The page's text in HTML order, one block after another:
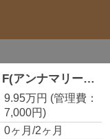
annamarie F(アンナマリーエフ) 102
9.95万円 (管理費：
7,000円)
0ヶ月/2ヶ月